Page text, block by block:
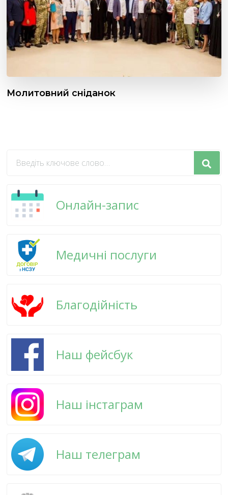
Молитовний сніданок
щось?
Онлайн-запис
Медичні послуги
Благодійність
Наш фейсбук
Наш інстаграм
Наш телеграм